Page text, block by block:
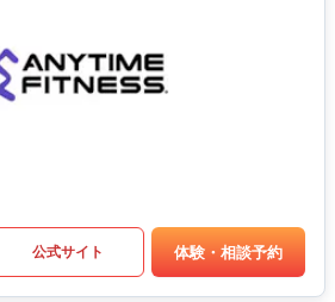
公式サイト 体験・相談予約